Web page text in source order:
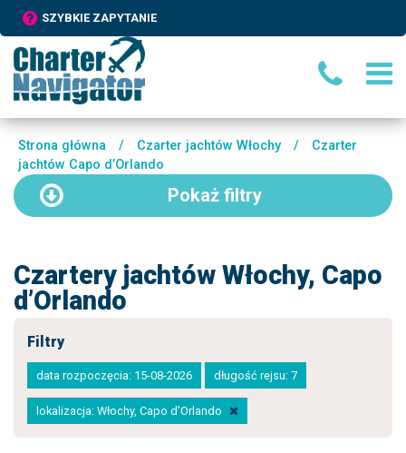
SZYBKIE ZAPYTANIE
Strona główna / Czarter jachtów Włochy /
Czarter
jachtów Capo d’Orlando
Pokaż filtry
Czartery jachtów Włochy, Capo
d’Orlando
Filtry
data rozpoczęcia: 15-08-2026 długość rejsu: 7
lokalizacja: Włochy, Capo d’Orlando